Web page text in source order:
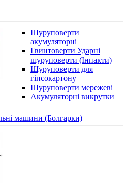
Шуруповерти
акумуляторні
Гвинтоверти Ударні
шуруповерти (Інпакти)
Шуруповерти для
гіпсокартону
Шуруповерти мережеві
Акумуляторні викрутки
машини (Болгарки)